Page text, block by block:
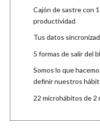
Cajón de sastre con
productividad
Tus datos
5 formas de salir del
Somos lo que
definir nuestros
22 microhábitos de 2